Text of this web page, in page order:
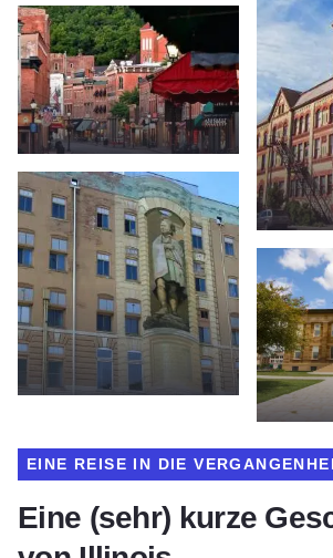
Eine (sehr) kurze
EINE REISE IN DIE